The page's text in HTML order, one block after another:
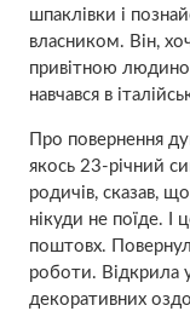
шпаклівки і
власником. Він,
привітною
навчався в
Про повернення
якось 23-річний
родичів, сказав,
нікуди не поїде.
поштовх.
роботи. Відкрила
декоративних